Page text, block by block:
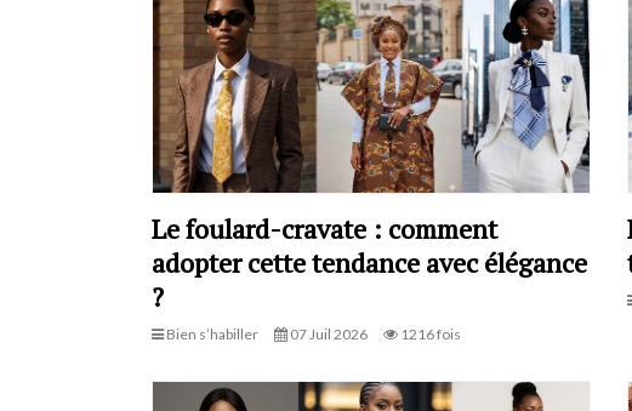
Le foulard-cravate : comment
adopter cette tendance avec élégance
?
Bien s’habiller 07 Juil 2026 1216 fois